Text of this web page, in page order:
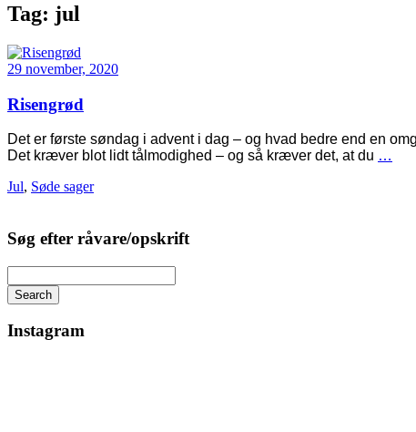
Tag: jul
29 november, 2020
Risengrød
Det er første søndag i advent i dag – og hvad bedre end en
Det kræver blot lidt tålmodighed – og så kræver det, at du …
Jul, Søde sager
Søg efter råvare/opskrift
Search
Instagram